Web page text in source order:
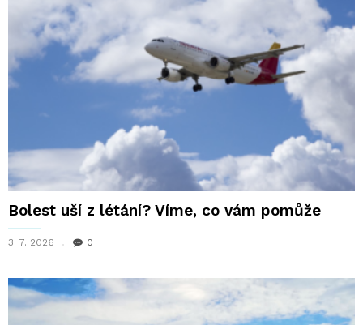
Bolest uší z létání? Víme, co vám pomůže
3. 7. 2026 0